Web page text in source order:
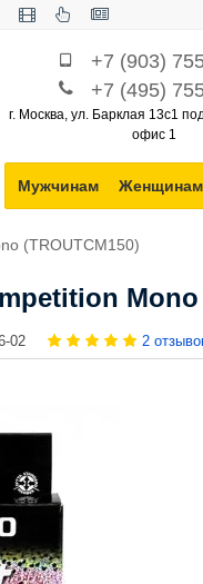
+7 (903)
+7 (495)
г. Москва, ул. Барклая 13с1
офис 1
Мужчинам Женщинам
(TROUTCM150)
Mono
02 2